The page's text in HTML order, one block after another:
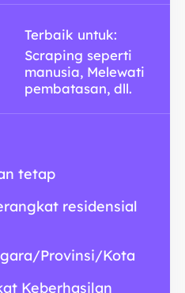
Terbaik untuk:
Scraping seperti
manusia, Melewati
pembatasan, dll.
tetap
residensial
Provinsi/Kota
Keberhasilan